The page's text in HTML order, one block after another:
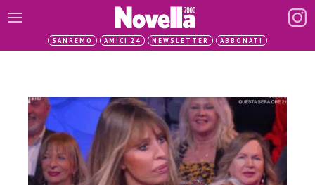
SANREMO AMICI 24 NEWSLETTER ABBONATI